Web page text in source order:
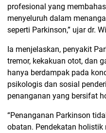
profesional yang
menyeluruh dalam
seperti Parkinson,” ujar dr.
Ia menjelaskan, penyakit
tremor, kekakuan otot, dan
hanya berdampak pada
psikologis dan sosial
penanganan yang bersifat
“Penanganan Parkinson
obatan. Pendekatan